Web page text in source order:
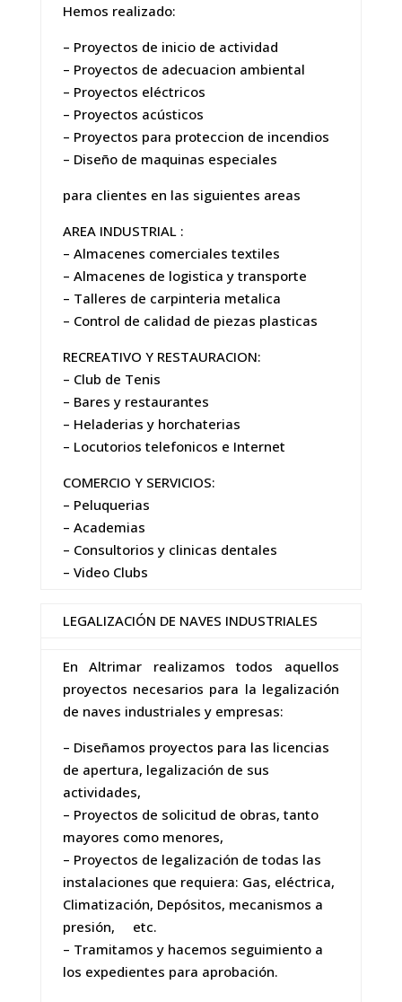
Hemos realizado:
– Proyectos de inicio de actividad
– Proyectos de adecuacion ambiental
– Proyectos eléctricos
– Proyectos acústicos
– Proyectos para proteccion de incendios
– Diseño de maquinas especiales
para clientes en las siguientes areas
AREA INDUSTRIAL :
– Almacenes comerciales textiles
– Almacenes de logistica y transporte
– Talleres de carpinteria metalica
– Control de calidad de piezas plasticas
RECREATIVO Y RESTAURACION:
– Club de Tenis
– Bares y restaurantes
– Heladerias y horchaterias
– Locutorios telefonicos e Internet
COMERCIO Y SERVICIOS:
– Peluquerias
– Academias
– Consultorios y clinicas dentales
– Video Clubs
LEGALIZACIÓN DE NAVES INDUSTRIALES
En Altrimar realizamos todos aquellos
proyectos necesarios para la legalización
de naves industriales y empresas:
– Diseñamos proyectos para las licencias
de apertura, legalización de sus
actividades,
– Proyectos de solicitud de obras, tanto
mayores como menores,
– Proyectos de legalización de todas las
instalaciones que requiera: Gas, eléctrica,
Climatización, Depósitos, mecanismos a
presión, etc.
– Tramitamos y hacemos seguimiento a
los expedientes para aprobación.